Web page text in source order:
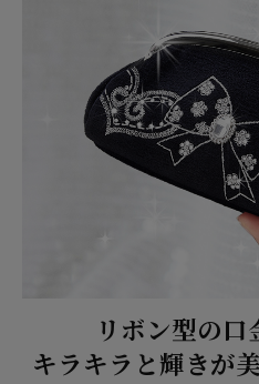
リボン型の口
キラキラと輝きが